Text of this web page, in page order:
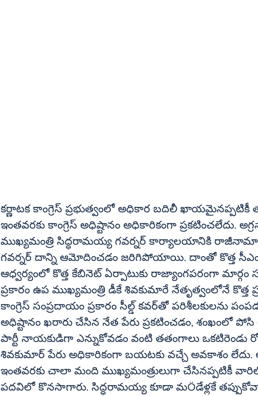
కర్ణాటక కాంగ్రెస్ ప్రభుత్వంలో అధికార బదిలీ ఖాయమైనప్పటికీ
ఇంతవరకు కాంగ్రెస్ అధిష్టానం అధికారికంగా ప్రకటించలేదు.
ముఖ్యమంత్రి సిద్ధరామయ్య గవర్నర్ కార్యాలయానికి రాజీనామా
గవర్నర్ దాన్ని ఆమోదించడం జరిగిపోయాయి. దాంతో కొత్త
ఆధ్వర్యంలో కొత్త కేబినెట్ ఏర్పాటుకు రాజ్యాంగపరంగా
ప్రకారం ఉప ముఖ్యమంత్రి డీకే శివకుమారే నేతృత్వంలోనే కొత్త
కాంగ్రెస్ సంప్రదాయం ప్రకారం సీల్డ్ కవర్‌తో పరిశీలకులను పంపడం, లెజిస్లేచర్ పార్టీ సమావేశంలో దాన్ని తెరిచి
అధిష్టానం ఖరారు చేసిన నేత పేరు ప్రకటించడం, శంఖంలో పోసి
పార్టీ నాయకుడిగా ఎన్నుకోవడం వంటి తతంగాలు ఒకటిరెండు
శివకుమార్ పేరు అధికారికంగా బయటకు వచ్చే అవకాశం లేదు.
ఇంతవరకు చాలా మంది ముఖ్యమంత్రులుగా చేసినప్పటికీ వారిలో
పదవిలో కొనసాగారు. సిద్ధరామయ్య కూడా మÖడేళ్లకే